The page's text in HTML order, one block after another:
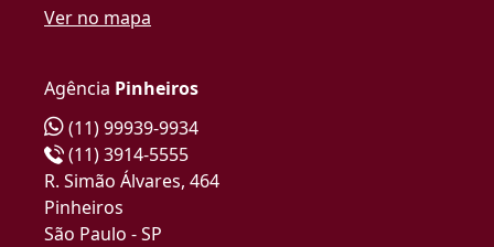
Ver no mapa
Agência Pinheiros
(11) 99939-9934
(11) 3914-5555
R. Simão Álvares, 464
Pinheiros
São Paulo - SP